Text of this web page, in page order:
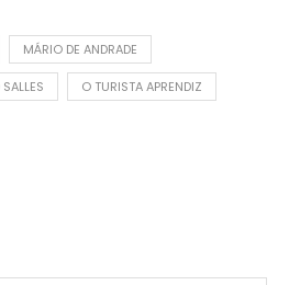
MÁRIO DE ANDRADE
O TURISTA APRENDIZ